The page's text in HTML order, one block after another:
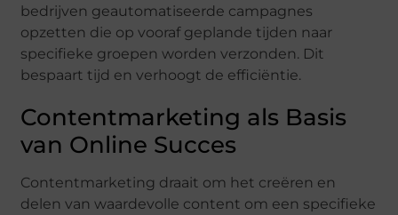
bedrijven geautomatiseerde campagnes
opzetten die op vooraf geplande tijden naar
specifieke groepen worden verzonden. Dit
bespaart tijd en verhoogt de efficiëntie.
Contentmarketing als Basis
van Online Succes
Contentmarketing draait om het creëren en
delen van waardevolle content om een specifieke